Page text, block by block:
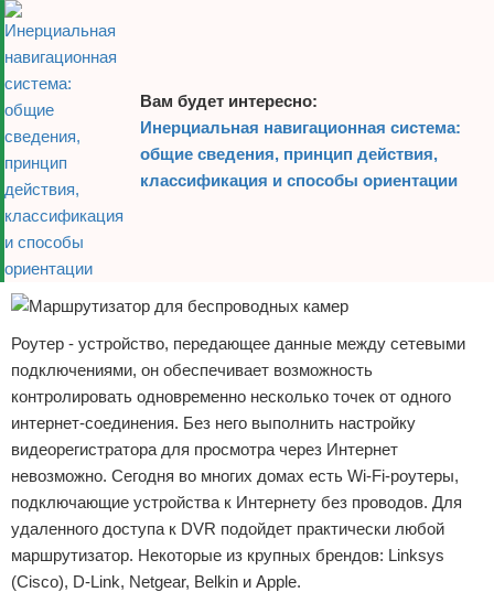
Вам будет интересно:
Инерциальная навигационная система:
общие сведения, принцип действия,
классификация и способы ориентации
Роутер - устройство, передающее данные между сетевыми
подключениями, он обеспечивает возможность
контролировать одновременно несколько точек от одного
интернет-соединения. Без него выполнить настройку
видеорегистратора для просмотра через Интернет
невозможно. Сегодня во многих домах есть Wi-Fi-роутеры,
подключающие устройства к Интернету без проводов. Для
удаленного доступа к DVR подойдет практически любой
маршрутизатор. Некоторые из крупных брендов: Linksys
(Cisco), D-Link, Netgear, Belkin и Apple.